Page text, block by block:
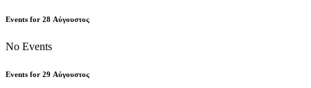
Events for 28 Αύγουστος
No Events
Events for 29 Αύγουστος